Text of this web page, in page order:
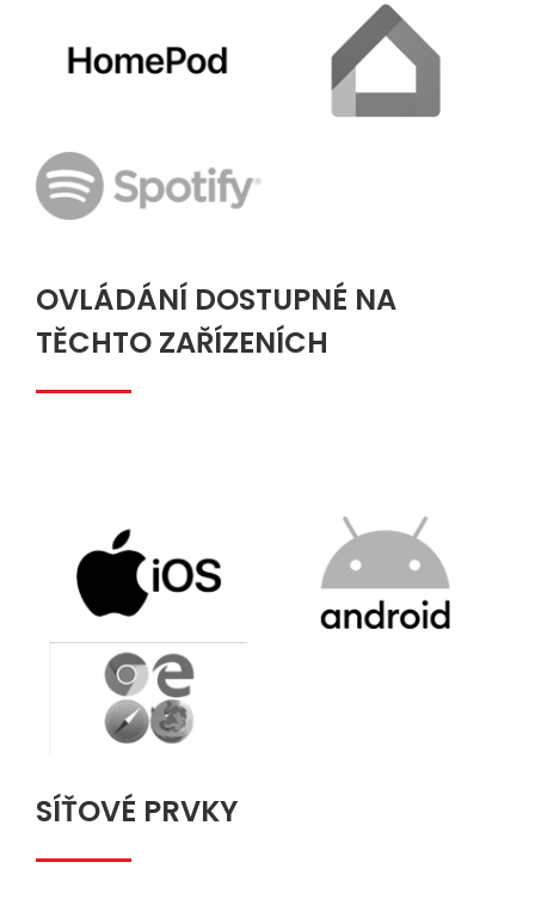
OVLÁDÁNÍ DOSTUPNÉ NA
TĚCHTO ZAŘÍZENÍCH
SÍŤOVÉ PRVKY